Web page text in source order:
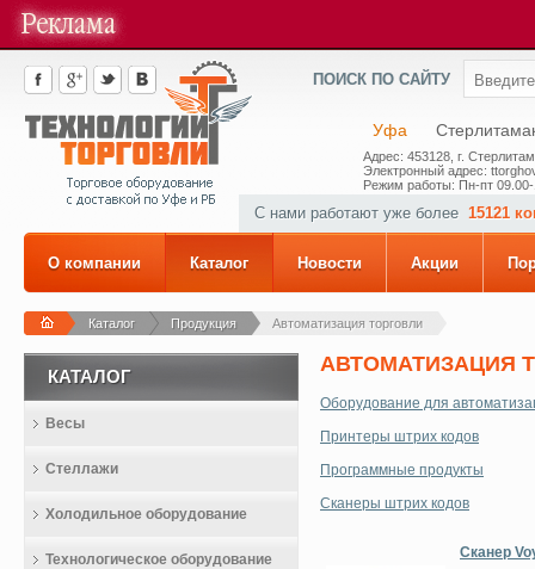
ПОИСК ПО САЙТУ
Уфа
Адрес: 453128, г.
Электронный адрес:
Режим работы: Пн-пт
С нами работают уже более 15121
О компании Каталог Новости Акции
Каталог Продукция Автоматизация торговли
АВТОМАТИЗАЦИЯ
Оборудование для
Принтеры штрих кодов
Программные продукты
Сканеры штрих кодов
Сканер
КАТАЛОГ
Весы
Стеллажи
Холодильное оборудование
Технологическое оборудование